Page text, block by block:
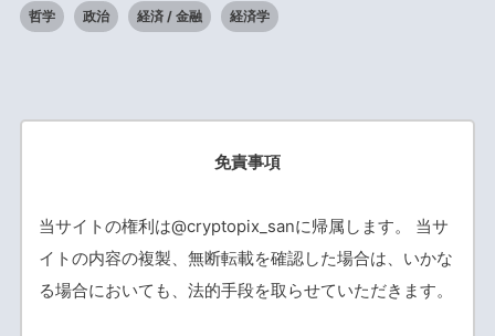
哲学 政治 経済 / 金融 経済学
免責事項
当サイトの権利は@cryptopix_sanに帰属します。 当サ
イトの内容の複製、無断転載を確認した場合は、いかな
る場合においても、法的手段を取らせていただきます。